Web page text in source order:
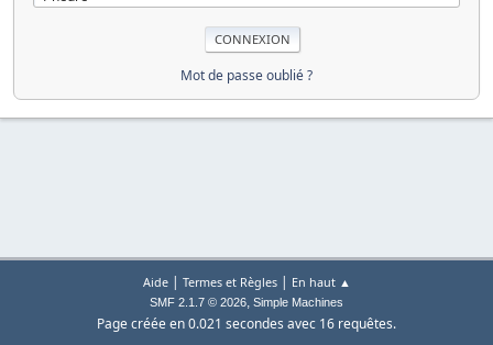
Mot de passe oublié ?
Aide| Termes et Règles| En haut ▲
SMF 2.1.7 © 2026, Simple Machines
Page créée en 0.021 secondes avec 16 requêtes.